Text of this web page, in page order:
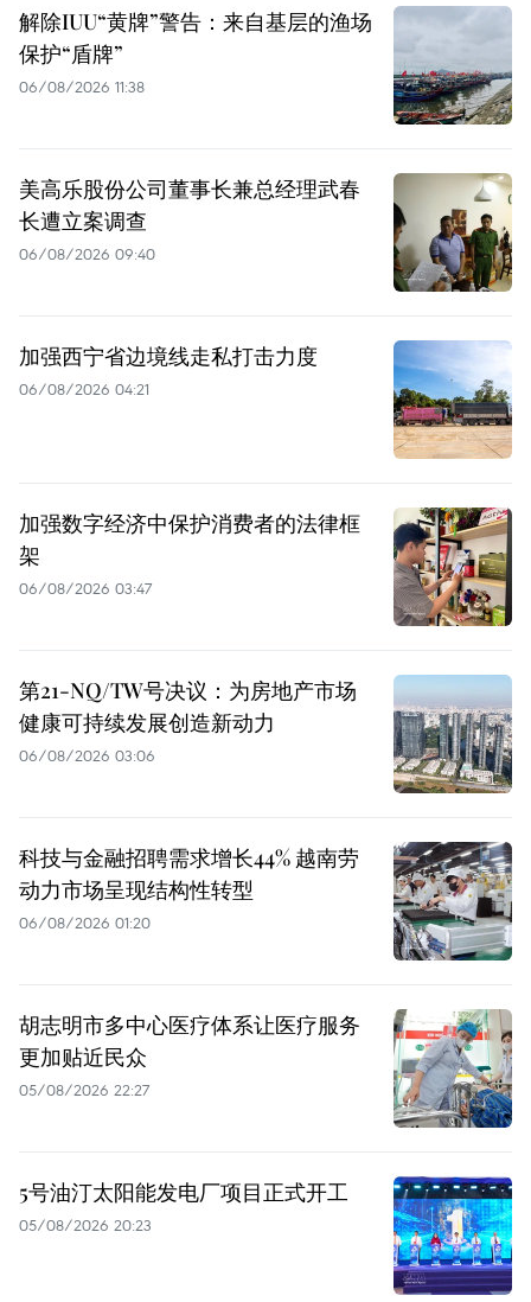
解除IUU“黄牌”警告：来自基层的渔场
保护“盾牌”
06/08/2026 11:38
美高乐股份公司董事长兼总经理武春
长遭立案调查
06/08/2026 09:40
加强西宁省边境线走私打击力度
06/08/2026 04:21
加强数字经济中保护消费者的法律框
架
06/08/2026 03:47
第21-NQ/TW号决议：为房地产市场
健康可持续发展创造新动力
06/08/2026 03:06
科技与金融招聘需求增长44% 越南劳
动力市场呈现结构性转型
06/08/2026 01:20
胡志明市多中心医疗体系让医疗服务
更加贴近民众
05/08/2026 22:27
5号油汀太阳能发电厂项目正式开工
05/08/2026 20:23